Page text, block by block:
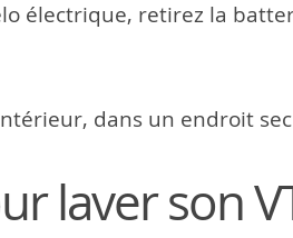
électrique, retirez la
dans un endroit
laver son